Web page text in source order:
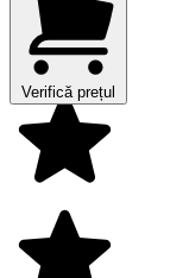
Verifică prețul